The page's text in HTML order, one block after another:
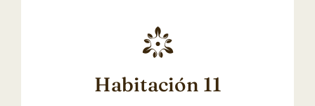
Habitación 11